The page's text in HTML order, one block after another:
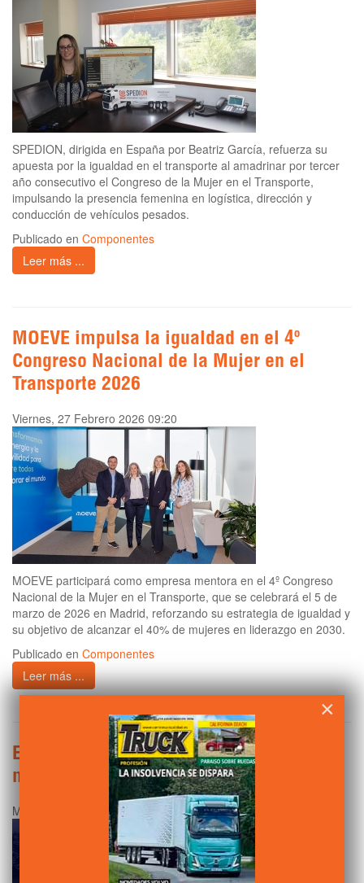
SPEDION, dirigida en España por Beatriz García, refuerza su
apuesta por la igualdad en el transporte al amadrinar por tercer
año consecutivo el Congreso de la Mujer en el Transporte,
impulsando la presencia femenina en logística, dirección y
conducción de vehículos pesados.
Publicado en Componentes
Leer más ...
MOEVE impulsa la igualdad en el 4º
Congreso Nacional de la Mujer en el
Transporte 2026
Viernes, 27 Febrero 2026 09:20
MOEVE participará como empresa mentora en el 4º Congreso
Nacional de la Mujer en el Transporte, que se celebrará el 5 de
marzo de 2026 en Madrid, reforzando su estrategia de igualdad y
su objetivo de alcanzar el 40% de mujeres en liderazgo en 2030.
Publicado en Componentes
Leer más ...
Eurowag refuerza su compromiso con la
mujer en el transporte
Miércoles, 25 Febrero 2026 00:59
×